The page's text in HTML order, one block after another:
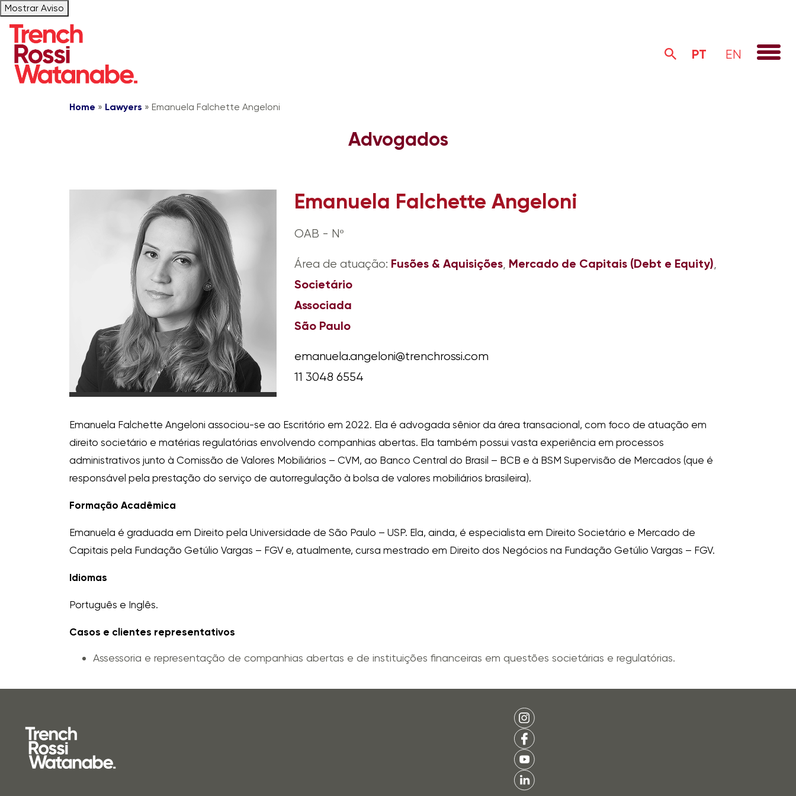
Mostrar Aviso
PT EN
Home » Lawyers » Emanuela Falchette Angeloni
Advogados
Emanuela Falchette Angeloni
OAB - Nº
Área de atuação: Fusões & Aquisições, Mercado de Capitais (Debt e Equity),
Societário
Associada
São Paulo
emanuela.angeloni@trenchrossi.com
11 3048 6554
Emanuela Falchette Angeloni associou-se ao Escritório em 2022. Ela é advogada sênior da área transacional, com foco de atuação em
direito societário e matérias regulatórias envolvendo companhias abertas. Ela também possui vasta experiência em processos
administrativos junto à Comissão de Valores Mobiliários – CVM, ao Banco Central do Brasil – BCB e à BSM Supervisão de Mercados (que é
responsável pela prestação do serviço de autorregulação à bolsa de valores mobiliários brasileira).
Formação Acadêmica
Emanuela é graduada em Direito pela Universidade de São Paulo – USP. Ela, ainda, é especialista em Direito Societário e Mercado de
Capitais pela Fundação Getúlio Vargas – FGV e, atualmente, cursa mestrado em Direito dos Negócios na Fundação Getúlio Vargas – FGV.
Idiomas
Português e Inglês.
Casos e clientes representativos
Assessoria e representação de companhias abertas e de instituições financeiras em questões societárias e regulatórias.